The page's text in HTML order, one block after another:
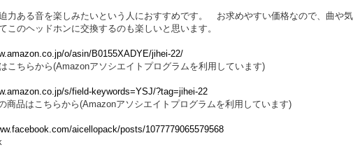
力ある音を楽しみたいという人におすすめです。 お求めやすい価格なので、曲や気
このヘッドホンに交換するのも楽しいと思います。
o/asin/B0155XADYE/jihei-22/
こちらから(Amazonアソシエイトプログラムを利用しています)
s/field-keywords=YSJ/?tag=jihei-22
商品はこちらから(Amazonアソシエイトプログラムを利用しています)
aicellopack/posts/1077779065579568